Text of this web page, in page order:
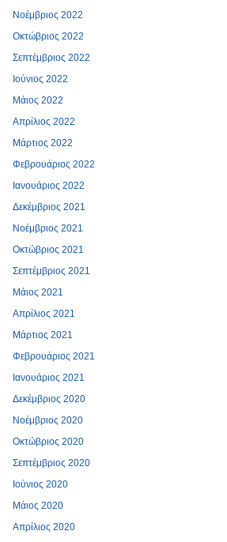
Νοέμβριος 2022
Οκτώβριος 2022
Σεπτέμβριος 2022
Ιούνιος 2022
Μάιος 2022
Απρίλιος 2022
Μάρτιος 2022
Φεβρουάριος 2022
Ιανουάριος 2022
Δεκέμβριος 2021
Νοέμβριος 2021
Οκτώβριος 2021
Σεπτέμβριος 2021
Μάιος 2021
Απρίλιος 2021
Μάρτιος 2021
Φεβρουάριος 2021
Ιανουάριος 2021
Δεκέμβριος 2020
Νοέμβριος 2020
Οκτώβριος 2020
Σεπτέμβριος 2020
Ιούνιος 2020
Μάιος 2020
Απρίλιος 2020